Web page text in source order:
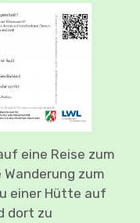
eine Reise zum
Wanderung zum
einer Hütte auf
dort zu